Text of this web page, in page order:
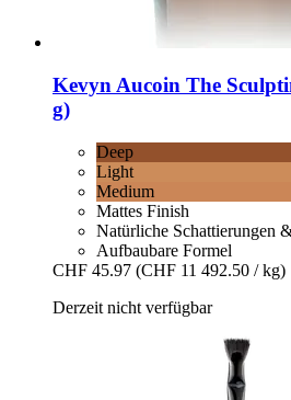
Kevyn Aucoin The
g)
Deep
Light
Medium
Mattes Finish
Natürliche Schattierungen
Aufbaubare Formel
CHF 45.97 (CHF 11 492.50 / kg)
Derzeit nicht verfügbar